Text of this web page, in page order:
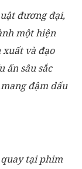
đương đại,
một hiện
xuất và đạo
ấn sâu sắc
đậm dấu
tại phim